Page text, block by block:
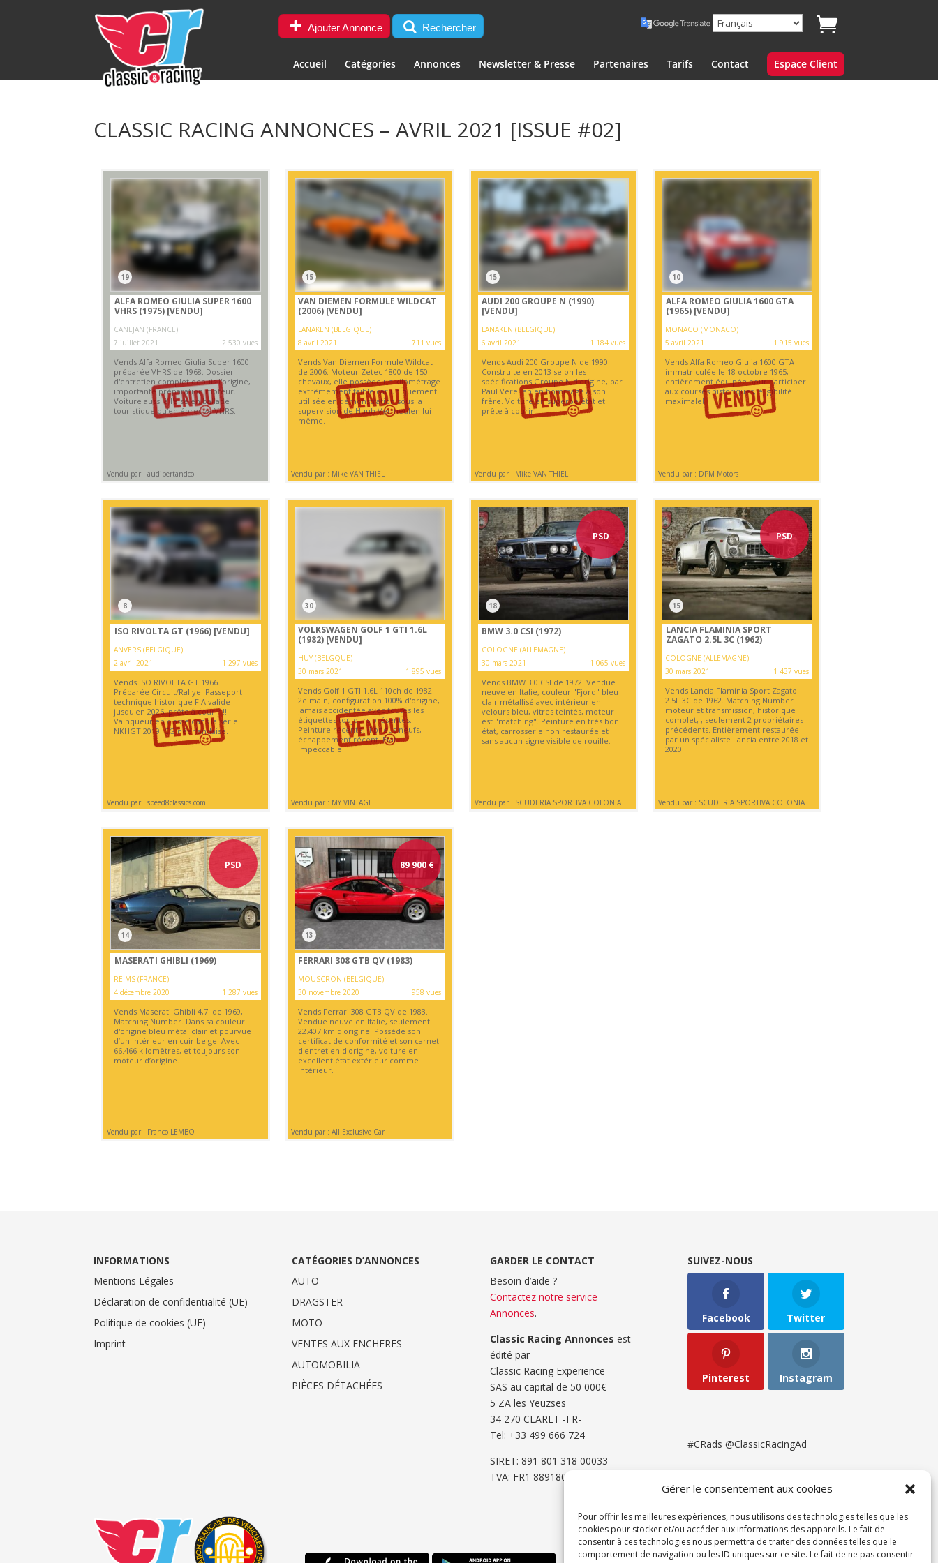
Gérer le consentement aux cookies
Pour offrir les meilleures expériences, nous utilisons des technologies telles que les
cookies pour stocker et/ou accéder aux informations des appareils. Le fait de
consentir à ces technologies nous permettra de traiter des données telles que le
comportement de navigation ou les ID uniques sur ce site. Le fait de ne pas consentir
Ajouter Annonce Rechercher
Accueil Catégories Annonces Newsletter & Presse Partenaires Tarifs Contact Espace Client
CLASSIC RACING ANNONCES – AVRIL 2021 [ISSUE #02]
19
ALFA ROMEO GIULIA SUPER 1600
VHRS (1975) [VENDU]
CANEJAN (FRANCE)
7 juillet 2021
2 530 vues
Vends Alfa Romeo Giulia Super 1600
préparée VHRS de 1968. Dossier
d'entretien complet depuis l'origine,
importante préparation moteur.
Voiture aussi à l'aise en ballade
touristique qu'en épreuve VHRS.
Vendu par : audibertandco
15
VAN DIEMEN FORMULE WILDCAT
(2006) [VENDU]
LANAKEN (BELGIQUE)
8 avril 2021
711 vues
Vends Van Diemen Formule Wildcat
de 2006. Moteur Zetec 1800 de 150
chevaux, elle possède un kilométrage
extrêmement faible car uniquement
utilisée en démonstration sous la
supervision de Huub Vermeulen lui-
même.
Vendu par : Mike VAN THIEL
15
AUDI 200 GROUPE N (1990)
[VENDU]
LANAKEN (BELGIQUE)
6 avril 2021
1 184 vues
Vends Audi 200 Groupe N de 1990.
Construite en 2013 selon les
spécifications Groupe N d'origine, par
Paul Verellen en hommage à son
frère. Voiture en superbe état et
prête à courir.
Vendu par : Mike VAN THIEL
10
ALFA ROMEO GIULIA 1600 GTA
(1965) [VENDU]
MONACO (MONACO)
5 avril 2021
1 915 vues
Vends Alfa Romeo Giulia 1600 GTA
immatriculée le 18 octobre 1965,
entièrement équipée pour participer
aux courses historiques, éligibilité
maximale!
Vendu par : DPM Motors
8
ISO RIVOLTA GT (1966) [VENDU]
ANVERS (BELGIQUE)
2 avril 2021
1 297 vues
Vends ISO RIVOLTA GT 1966.
Préparée Circuit/Rallye. Passeport
technique historique FIA ​​valide
jusqu'en 2026, prête à courir !!.
Vainqueur en classe dans la série
NKHGT 2019! CG néerlandaise.
Vendu par : speed8classics.com
30
VOLKSWAGEN GOLF 1 GTI 1.6L
(1982) [VENDU]
HUY (BELGQUE)
30 mars 2021
1 895 vues
Vends Golf 1 GTI 1.6L 110ch de 1982.
2e main, configuration 100% d'origine,
jamais accidentée avec toutes les
étiquettes toujours présentes.
Peinture récente, 4 pneus neufs,
échappement récent. État
impeccable!
Vendu par : MY VINTAGE
PSD
18
BMW 3.0 CSI (1972)
COLOGNE (ALLEMAGNE)
30 mars 2021
1 065 vues
Vends BMW 3.0 CSI de 1972. Vendue
neuve en Italie, couleur "Fjord" bleu
clair métallisé avec intérieur en
velours bleu, vitres teintés, moteur
est "matching". Peinture en très bon
état, carrosserie non restaurée et
sans aucun signe visible de rouille.
Vendu par : SCUDERIA SPORTIVA COLONIA
PSD
15
LANCIA FLAMINIA SPORT
ZAGATO 2.5L 3C (1962)
COLOGNE (ALLEMAGNE)
30 mars 2021
1 437 vues
Vends Lancia Flaminia Sport Zagato
2.5L 3C de 1962. Matching Number
moteur et transmission, historique
complet, , seulement 2 propriétaires
précédents. Entièrement restaurée
par un spécialiste Lancia entre 2018 et
2020.
Vendu par : SCUDERIA SPORTIVA COLONIA
PSD
14
MASERATI GHIBLI (1969)
REIMS (FRANCE)
4 décembre 2020
1 287 vues
Vends Maserati Ghibli 4,7l de 1969,
Matching Number. Dans sa couleur
d'origine bleu métal clair et pourvue
d’un intérieur en cuir beige. Avec
66.466 kilomètres, et toujours son
moteur d’origine.
Vendu par : Franco LEMBO
89 900€
13
FERRARI 308 GTB QV (1983)
MOUSCRON (BELGIQUE)
30 novembre 2020
958 vues
Vends Ferrari 308 GTB QV de 1983.
Vendue neuve en Italie, seulement
22.407 km d'origine! Possède son
certificat de conformité et son carnet
d'entretien d'origine, voiture en
excellent état extérieur comme
intérieur.
Vendu par : All Exclusive Car
INFORMATIONS
Mentions Légales
Déclaration de confidentialité (UE)
Politique de cookies (UE)
Imprint
CATÉGORIES D’ANNONCES
AUTO
DRAGSTER
MOTO
VENTES AUX ENCHERES
AUTOMOBILIA
PIÈCES DÉTACHÉES
GARDER LE CONTACT
Besoin d’aide ?
Contactez notre service
Annonces.
Classic Racing Annonces est
édité par
Classic Racing Experience
SAS au capital de 50 000€
5 ZA les Yeuzses
34 270 CLARET -FR-
Tel: ‭+33 499 666 724‬
SIRET: 891 801 318 00033
TVA: FR1 8891801318
SUIVEZ-NOUS
Facebook Twitter
Pinterest Instagram
#CRads @ClassicRacingAd